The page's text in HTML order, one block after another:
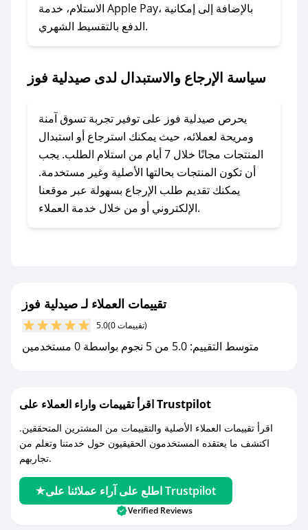
### ماذا أفعل إذا لم أجد كود خصم لمتجري
المفضل؟
مراسلتنا مباشرة وسنعمل على توفير الكوبونات في
### كيف تحصل على كوبونات خصم حصرية من
صيدلية فوز؟
للحصول على كوبونات وخصومات حصرية، قم بما
يلي:
- اضغط على أيقونة متابعة لمتجر صيدلية فوز في
جديد.
مع صحصح، تسوق بذكاء ووفّر على كل مشترياتك مع
كوبونات خصم حصرية من صيدلية فوز!
الاستلام، خدمة Apple Pay، بالإضافة إلى إمكانية
الدفع بالتقسيط الشهري.
سياسة الإرجاع والاستبدال لدى صيدلية فوز
يحرص صيدلية فوز على توفير تجربة تسوق آمنة
ومريحة لعملائه، حيث يمكنك استرجاع أو استبدال
المنتجات مجانًا خلال 7 أيام من استلام الطلب. يجب
أن تكون المنتجات بحالتها الأصلية وغير مستخدمة.
يمكنك تقديم طلب الإرجاع بسهولة عبر موقعنا
الإلكتروني أو من خلال خدمة العملاء.
تقييمات العملاء لـ صيدلية فوز
5.0 (0 تقييمات)
متوسط التقييم: 5.0 من 5 نجوم بواسطة 0 مستخدمين
اقرأ تقييمات واراء العملاء على Trustpilot
اقرأ تقييمات العملاء الأصلية والتقييمات من المشترين المتحققين.
اكتشف ما يعتقده المستخدمون الحقيقيون حول خدمتنا وتعلم من
تجاربهم.
اطلع على آراء عملائنا على Trustpilot
Verified Reviews